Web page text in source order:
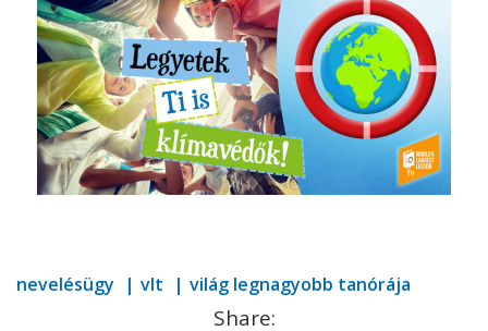
nevelésügy vlt világ legnagyobb tanórája
Share: